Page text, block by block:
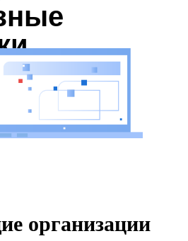
организации